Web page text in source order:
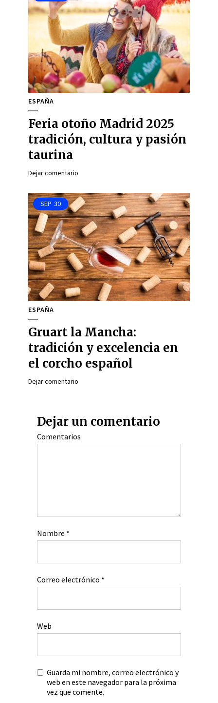
ESPAÑA
Feria otoño Madrid 2025
tradición, cultura y pasión
taurina
Dejar comentario
SEP 30
ESPAÑA
Gruart la Mancha:
tradición y excelencia en
el corcho español
Dejar comentario
Dejar un comentario
Comentarios
Nombre *
Correo electrónico *
Web
Guarda mi nombre, correo electrónico y
web en este navegador para la próxima
vez que comente.